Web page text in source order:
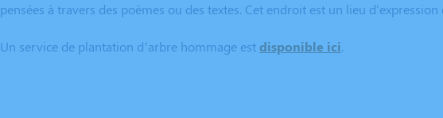
pensées à travers des poèmes ou des textes. Cet endroit est un lieu
Un service de plantation d’arbre hommage estdisponible ici.